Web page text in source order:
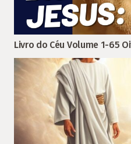
Livro do Céu Volume 1-65